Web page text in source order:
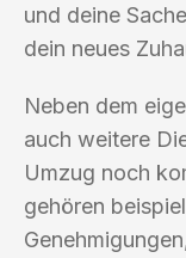
und deine
dein neues
Neben dem
auch weitere
Umzug noch
gehören